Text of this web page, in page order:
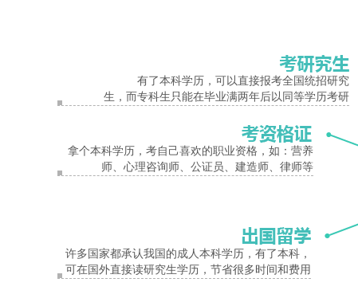
按照省考办的统一安排，自学考试转免考手续每年办理两次，今年
有关事宜，并申请办理有关手续。凡不及时办理毕业证者，其毕业证
明年上半年报考自学考试的考生，于3月1日—3月10日在南阳市招办
报名手续，可不到县级招办现场确认；第一次报考的新考生要先在
南阳市 招生办 致参加自学考试考生的一封信
有了本科学历，可以直接报考全国统招研究
生，而专科生只能在毕业满两年后以同等学历考研
拿个本科学历，考自己喜欢的职业资格，如：营养
师、心理咨询师、公证员、建造师、律师等
许多国家都承认我国的成人本科学历，有了本科，
可在国外直接读研究生学历，节省很多时间和费用